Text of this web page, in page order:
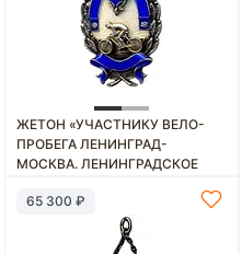
ЖЕТОН «УЧАСТНИКУ ВЕЛО-
ПРОБЕГА ЛЕНИНГРАД-
МОСКВА. ЛЕНИНГРАДСКОЕ
ОБЩЕСТВО (ЛПСО)
«ДИНАМО». 1928»
65 300 ₽